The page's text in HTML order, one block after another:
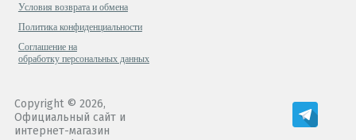
Условия возврата и обмена
Политика конфиденциальности
Cоглашение на
обработку персональных данных
Copyright © 2026,
Официальный сайт и
интернет-магазин